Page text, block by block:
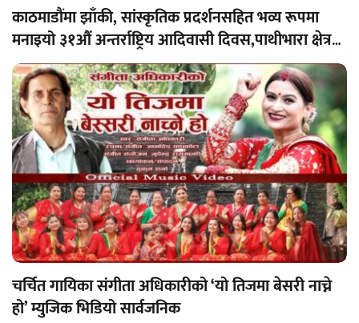
काठमाडौंमा झाँकी, सांस्कृतिक प्रदर्शनसहित भव्य रूपमा
मनाइयो ३१औं अन्तर्राष्ट्रिय आदिवासी दिवस,पाथीभारा क्षेत्रमा
निर्माणाधीन अवस्थामा रहेको केबलकारको काम बन्द गर्न
माग
चर्चित गायिका संगीता अधिकारीको ‘यो तिजमा बेसरी नाच्ने
हो’ म्युजिक भिडियो सार्वजनिक